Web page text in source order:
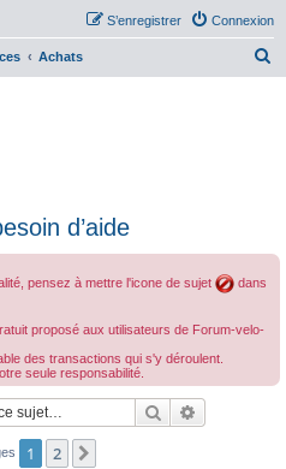
Connexion
S’enregistrer
Achats
h
d’aide
pensez à mettre l'icone de sujet
dans
proposé aux utilisateurs de Forum-velo-
des transactions qui s'y déroulent.
seule responsabilité.
Rechercher
1 2